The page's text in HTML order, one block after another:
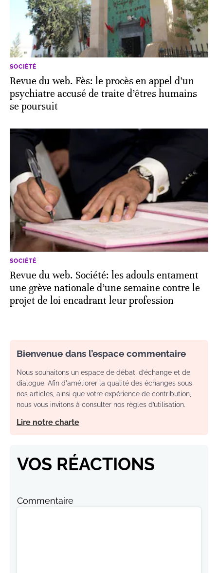
SOCIÉTÉ
Revue du web. Fès: le procès en appel d’un
psychiatre accusé de traite d’êtres humains
se poursuit
SOCIÉTÉ
Revue du web. Société: les adouls entament
une grève nationale d’une semaine contre le
projet de loi encadrant leur profession
Bienvenue dans l’espace commentaire
Nous souhaitons un espace de débat, d’échange et de
dialogue. Afin d'améliorer la qualité des échanges sous
nos articles, ainsi que votre expérience de contribution,
nous vous invitons à consulter nos règles d’utilisation.
Lire notre charte
VOS RÉACTIONS
Commentaire